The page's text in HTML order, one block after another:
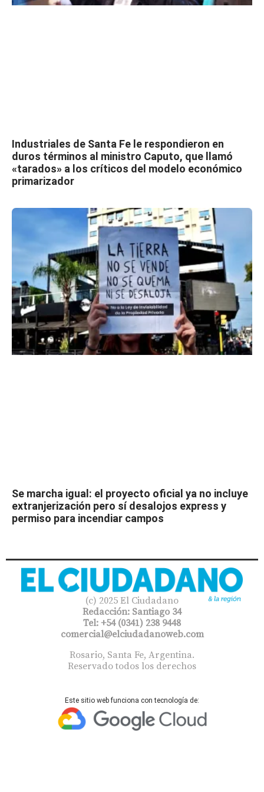
Industriales de Santa Fe le respondieron en
duros términos al ministro Caputo, que llamó
«tarados» a los críticos del modelo económico
primarizador
Se marcha igual: el proyecto oficial ya no incluye
extranjerización pero sí desalojos express y
permiso para incendiar campos
(c) 2025 El Ciudadano
Redacción: Santiago 34
Tel: +54 (0341) 238 9448
comercial@elciudadanoweb.com​
Rosario, Santa Fe, Argentina.
Reservado todos los derechos
Este sitio web funciona con tecnología de: